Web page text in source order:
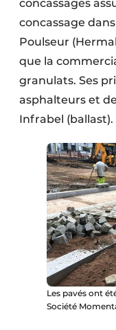
Software
Techniques
Travaux
concassages
concassage
Poulseur
que la
granulats. Ses
asphalteurs et
Infrabel (ballast).
Les pavés ont
Société